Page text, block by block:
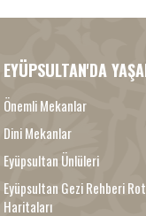
EYÜPSULTAN'DA
Önemli Mekanlar
Dini Mekanlar
Eyüpsultan Ünlüleri
Eyüpsultan Gezi Rehberi
Haritaları